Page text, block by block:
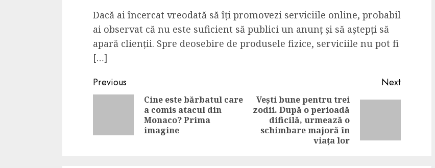
Dacă ai încercat vreodată să îți promovezi serviciile online, probabil
ai observat că nu este suficient să publici un anunț și să aștepți să
apară clienții. Spre deosebire de produsele fizice, serviciile nu pot fi
[…]
Continue
Reading
Previous
Previous
post:
Cine este bărbatul care
a comis atacul din
Monaco? Prima
imagine
Next
Next
post:
Vești bune pentru trei
zodii. După o perioadă
dificilă, urmează o
schimbare majoră în
viața lor